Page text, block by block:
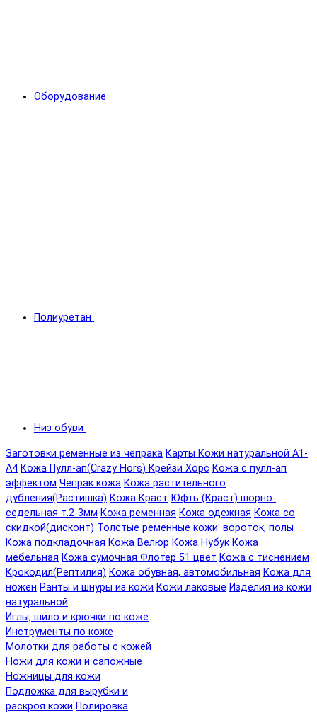
Оборудование
Полиуретан
Низ обуви
Заготовки ременные из чепрака Карты Кожи натуральной А1-
А4 Кожа Пулл-ап(Crazy Hors) Крейзи Хорс Кожа с пулл-ап
эффектом Чепрак кожа Кожа растительного
дубления(Растишка) Кожа Краст Юфть (Краст) шорно-
седельная т.2-3мм Кожа ременная Кожа одежная Кожа со
скидкой(дисконт) Толстые ременные кожи: вороток, полы
Кожа подкладочная Кожа Велюр Кожа Нубук Кожа
мебельная Кожа сумочная Флотер 51 цвет Кожа с тиснением
Крокодил(Рептилия) Кожа обувная, автомобильная Кожа для
ножен Ранты и шнуры из кожи Кожи лаковые Изделия из кожи
натуральной
Иглы, шило и крючки по коже
Инструменты по коже
Молотки для работы с кожей
Ножи для кожи и сапожные
Ножницы для кожи
Подложка для вырубки и
раскроя кожи Полировка